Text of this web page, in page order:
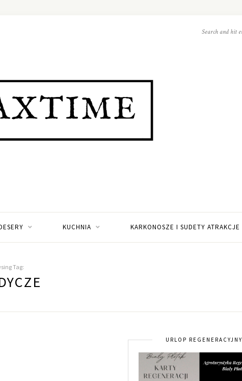
KUCHNIA KARKONOSZE I SUDETY ATRAKCJE
Tag:
URLOP REGENERACYJNY